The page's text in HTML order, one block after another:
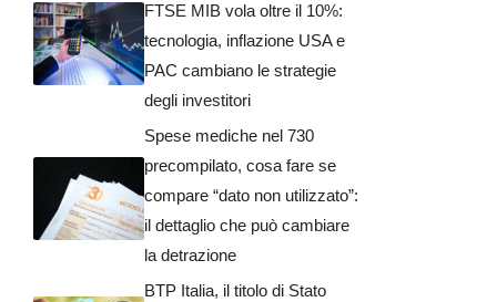
FTSE MIB vola oltre il 10%:
tecnologia, inflazione USA e
PAC cambiano le strategie
degli investitori
Spese mediche nel 730
precompilato, cosa fare se
compare “dato non utilizzato”:
il dettaglio che può cambiare
la detrazione
BTP Italia, il titolo di Stato